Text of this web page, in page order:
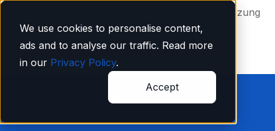
We use cookies to personalise content,
ads and to analyse our traffic. Read more
in our Privacy Policy.
Accept
Untermenü für Übersetzungen anzeigen
Mehr Unterstützung